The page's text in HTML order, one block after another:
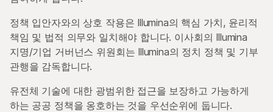
정책 입안자와의 상호 작용은 Illumina의 핵심 가치, 윤리적
책임 및 법적 의무와 일치해야 합니다. 이사회의 Illumina
지명/기업 거버넌스 위원회는 Illumina의 정치 정책 및 기부
관행을 감독합니다.
유전체 기술에 대한 광범위한 접근을 보장하고 가능하게
하는 공공 정책을 옹호하는 것을 우선순위에 둡니다.